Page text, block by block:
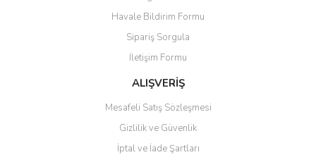
Havale Bildirim Formu
Sipariş Sorgula
İletişim Formu
ALIŞVERİŞ
Mesafeli Satış Sözleşmesi
Gizlilik ve Güvenlik
İptal ve İade Şartları